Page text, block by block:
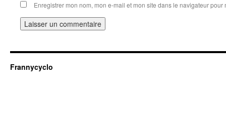
Enregistrer mon nom, mon e-mail et mon site dans le navigateur
Frannycyclo